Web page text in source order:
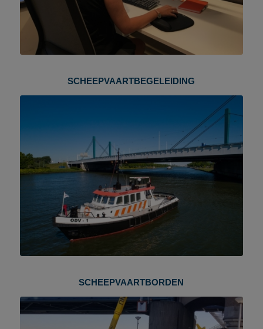
SCHEEPVAARTBEGELEIDING
SCHEEPVAARTBORDEN